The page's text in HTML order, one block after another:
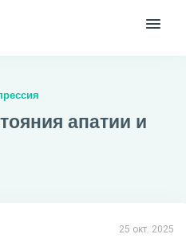
апатии и
25 окт. 2025